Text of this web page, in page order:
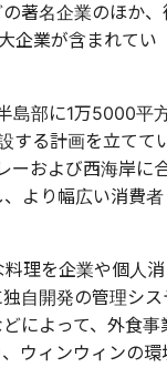
著名企業のほか、
企業が含まれてい
島部に1万5000平
する計画を立てて
ーおよび西海岸に
より幅広い消費者
理を企業や個人消
自開発の管理シス
によって、外食事
ウィンウィンの環